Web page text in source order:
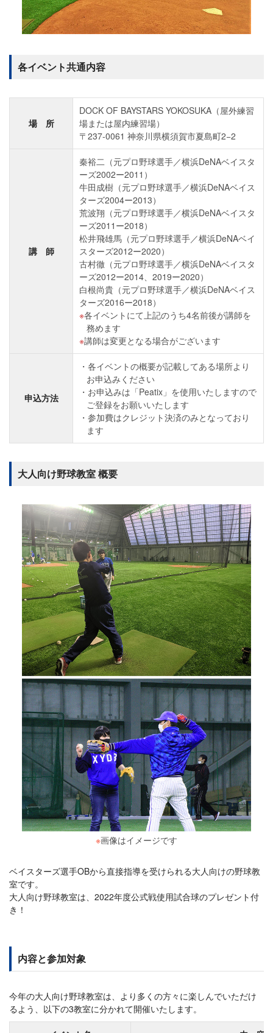
各イベント共通内容
場 所
DOCK OF BAYSTARS YOKOSUKA（屋外練習
場または屋内練習場）
〒237-0061 神奈川県横須賀市夏島町2−2
講 師
秦裕二（元プロ野球選手／横浜DeNAベイスタ
ーズ2002ー2011）
牛田成樹（元プロ野球選手／横浜DeNAベイス
ターズ2004ー2013）
荒波翔（元プロ野球選手／横浜DeNAベイスタ
ーズ2011ー2018）
松井飛雄馬（元プロ野球選手／横浜DeNAベイ
スターズ2012ー2020）
古村徹（元プロ野球選手／横浜DeNAベイスタ
ーズ2012ー2014、2019ー2020）
白根尚貴（元プロ野球選手／横浜DeNAベイス
ターズ2016ー2018）
各イベントにて上記のうち4名前後が講師を
務めます
講師は変更となる場合がございます
申込方法
各イベントの概要が記載してある場所より
お申込みください
お申込みは「Peatix」を使用いたしますので
ご登録をお願いいたします
参加費はクレジット決済のみとなっており
ます
大人向け野球教室 概要
※画像はイメージです
ベイスターズ選手OBから直接指導を受けられる大人向けの野球教
室です。
大人向け野球教室は、2022年度公式戦使用試合球のプレゼント付
き！
内容と参加対象
今年の大人向け野球教室は、より多くの方々に楽しんでいただけ
るよう、以下の3教室に分かれて開催いたします。